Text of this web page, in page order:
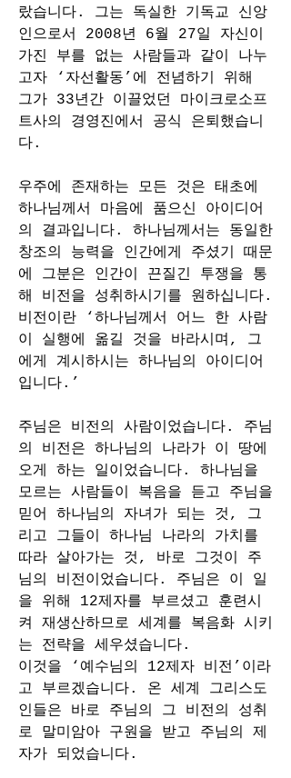
랐습니다. 그는 독실한 기독교 신앙
인으로서 2008년 6월 27일 자신이
가진 부를 없는 사람들과 같이 나누
고자 ‘자선활동’에 전념하기 위해
그가 33년간 이끌었던 마이크로소프
트사의 경영진에서 공식 은퇴했습니
다.
우주에 존재하는 모든 것은 태초에
하나님께서 마음에 품으신 아이디어
의 결과입니다. 하나님께서는 동일한
창조의 능력을 인간에게 주셨기 때문
에 그분은 인간이 끈질긴 투쟁을 통
해 비전을 성취하시기를 원하십니다.
비전이란 ‘하나님께서 어느 한 사람
이 실행에 옮길 것을 바라시며, 그
에게 계시하시는 하나님의 아이디어
입니다.’
주님은 비전의 사람이었습니다. 주님
의 비전은 하나님의 나라가 이 땅에
오게 하는 일이었습니다. 하나님을
모르는 사람들이 복음을 듣고 주님을
믿어 하나님의 자녀가 되는 것, 그
리고 그들이 하나님 나라의 가치를
따라 살아가는 것, 바로 그것이 주
님의 비전이었습니다. 주님은 이 일
을 위해 12제자를 부르셨고 훈련시
켜 재생산하므로 세계를 복음화 시키
는 전략을 세우셨습니다.
이것을 ‘예수님의 12제자 비전’이라
고 부르겠습니다. 온 세계 그리스도
인들은 바로 주님의 그 비전의 성취
로 말미암아 구원을 받고 주님의 제
자가 되었습니다.